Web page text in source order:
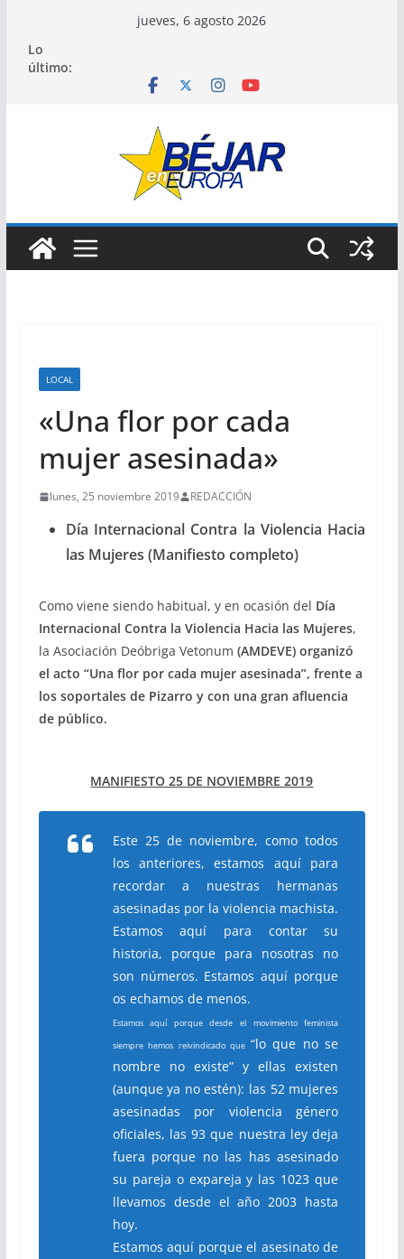
contenido
jueves, 6 agosto 2026
Lo
último:
LOCAL
«Una flor por cada
mujer asesinada»
lunes, 25 noviembre 2019 REDACCIÓN
Día Internacional Contra la Violencia Hacia
las Mujeres (Manifiesto completo)
Como viene siendo habitual, y en ocasión del Día
Internacional Contra la Violencia Hacia las Mujeres,
la Asociación Deóbriga Vetonum (AMDEVE) organizó
el acto “Una flor por cada mujer asesinada”, frente a
los soportales de Pizarro y con una gran afluencia
de público.
MANIFIESTO 25 DE NOVIEMBRE 2019
Este 25 de noviembre, como todos
los anteriores, estamos aquí para
recordar a nuestras hermanas
asesinadas por la violencia machista.
Estamos aquí para contar su
historia, porque para nosotras no
son números. Estamos aquí porque
os echamos de menos.
Estamos aquí porque desde el movimiento feminista
siempre hemos reivindicado que “lo que no se
nombre no existe” y ellas existen
(aunque ya no estén): las 52 mujeres
asesinadas por violencia género
oficiales, las 93 que nuestra ley deja
fuera porque no las has asesinado
su pareja o expareja y las 1023 que
llevamos desde el año 2003 hasta
hoy.
Estamos aquí porque el asesinato de